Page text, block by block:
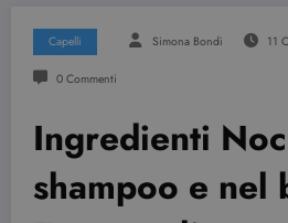
Capelli Simona Bondi 11
0 Commenti
Ingredienti
shampoo e nel